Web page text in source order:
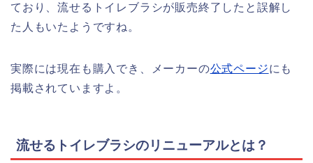
ており、流せるトイレブラシが販売終了したと誤解し
た人もいたようですね。
実際には現在も購入でき、メーカーの公式ページにも
掲載されていますよ。
流せるトイレブラシのリニューアルとは？